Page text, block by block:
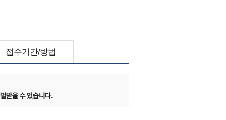
접수기간/방법